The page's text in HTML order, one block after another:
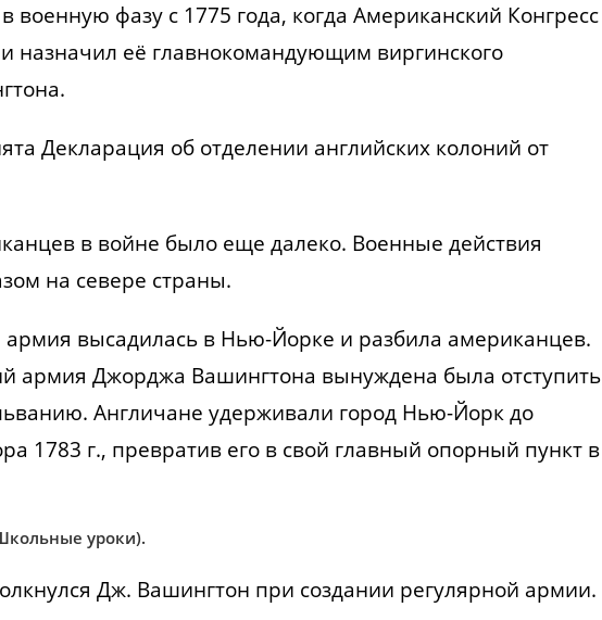
военную фазу с 1775 года, когда Американский Конгресс
назначил её главнокомандующим виргинского
Декларация об отделении английских колоний от
в войне было еще далеко. Военные действия
на севере страны.
армия высадилась в Нью-Йорке и разбила американцев.
армия Джорджа Вашингтона вынуждена была отступить
Англичане удерживали город Нью-Йорк до
1783 г., превратив его в свой главный опорный пункт в
уроки).
Дж. Вашингтон при создании регулярной армии.